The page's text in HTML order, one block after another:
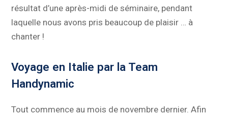
résultat d’une après-midi de séminaire, pendant
laquelle nous avons pris beaucoup de plaisir … à
chanter !
Voyage en Italie par la Team
Handynamic
Tout commence au mois de novembre dernier. Afin